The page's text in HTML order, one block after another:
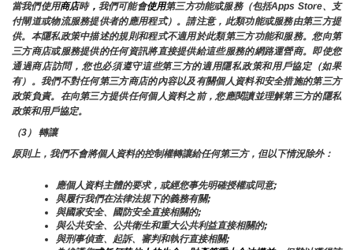
當我們使用商店時， 我們可能會使用第三方功能或服務（包括Apps Store、支
付閘道或物流服務提供者的應用程式）。請注意，此類功能或服務由第三方提
供。本隱私政策中描述的規則和程式不適用於此類第三方功能和服務。您向第
三方商店或服務提供的任何資訊將直接提供給這些服務的網路運營商。即使您
通過商店訪問，您也必須遵守這些第三方的適用隱私政策和用戶協定（如果
有）。我們不對任何第三方商店的內容以及有關個人資料和安全措施的第三方
政策負責。在向第三方提供任何個人資料之前，您應閱讀並理解第三方的隱私
政策和用戶協定。
（3） 轉讓
原則上，我們不會將個人資料的控制權轉讓給任何第三方，但以下情況除外：
應個人資料主體的要求，或經您事先明確授權或同意;
與履行我們在法律法規下的義務有關;
與國家安全、國防安全直接相關的;
與公共安全、公共衛生和重大公共利益直接相關的;
與刑事偵查、起訴、審判和執行直接相關;